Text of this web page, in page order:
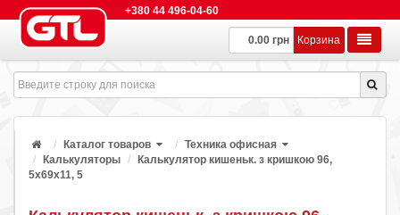
+380 44 496-04-60
0.00 грн Корзина
Каталог товаров
Техника офисная
Калькуляторы
Калькулятор кишеньк. з кришкою 96,
5х69х11, 5